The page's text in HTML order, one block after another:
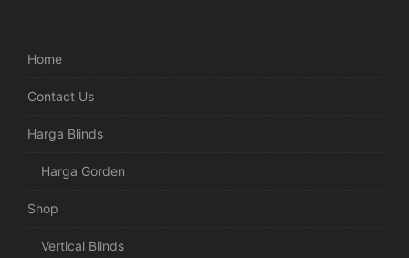
Home
Contact Us
Harga Blinds
Harga Gorden
Shop
Vertical Blinds